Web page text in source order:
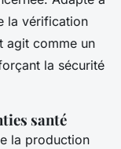
la vérification
agit comme un
la sécurité
santé
la production